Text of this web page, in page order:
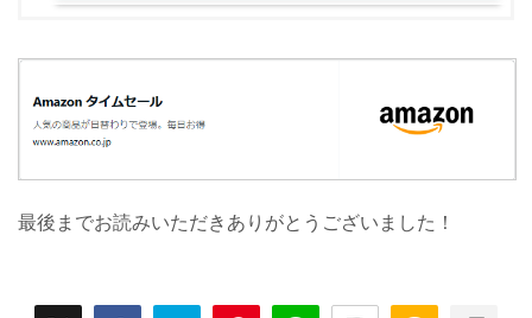
最後までお読みいただきありがとうございました！